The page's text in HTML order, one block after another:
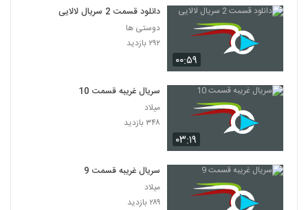
۰۰:۵۹
دانلود قسمت 2 سریال لالایی
دوستی ها
۲۹۲ بازدید
۰۳:۱۹
سریال غریبه قسمت 10
میلاد
۳۴۸ بازدید
سریال غریبه قسمت 9
میلاد
۲۸۹ بازدید